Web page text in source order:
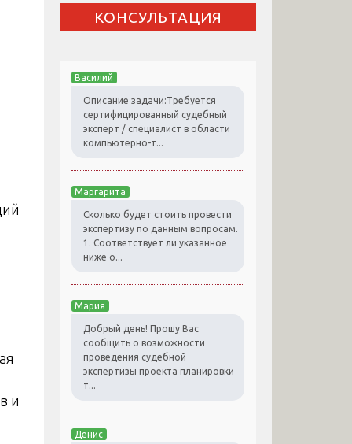
и
КОНСУЛЬТАЦИЯ
Василий
Описание задачи:Требуется
сертифицированный судебный
эксперт / специалист в области
компьютерно-т...
Маргарита
Сколько будет стоить провести
экспертизу по данным вопросам.
1. Соответствует ли указанное
ниже о...
Мария
Добрый день! Прошу Вас
сообщить о возможности
проведения судебной
экспертизы проекта планировки
т...
Денис